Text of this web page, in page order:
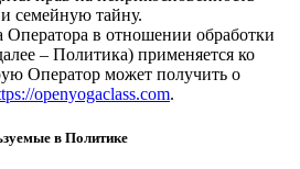
семейную тайну.
Оператора в отношении обработки
– Политика) применяется ко
Оператор может получить о
openyogaclass.com.
в Политике